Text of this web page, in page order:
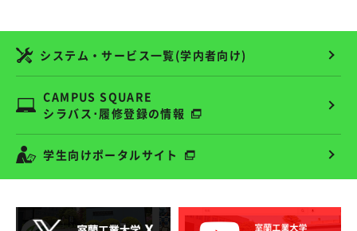
システム・サービス一覧(学内者向け)
CAMPUS SQUARE
シラバス･履修登録の情報
学生向けポータルサイト